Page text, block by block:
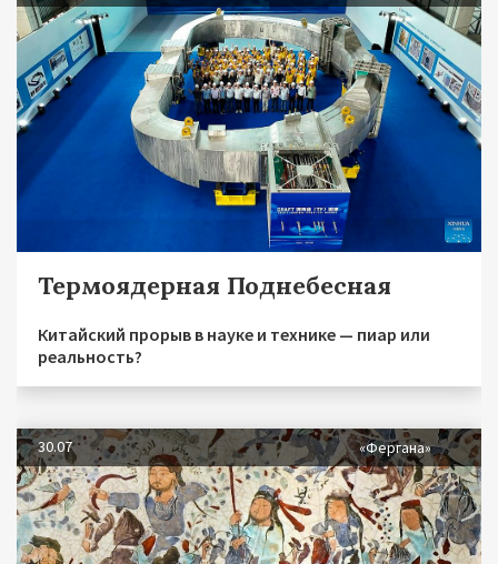
Термоядерная Поднебесная
Китайский прорыв в науке и технике — пиар или
реальность?
30.07 «Фергана»